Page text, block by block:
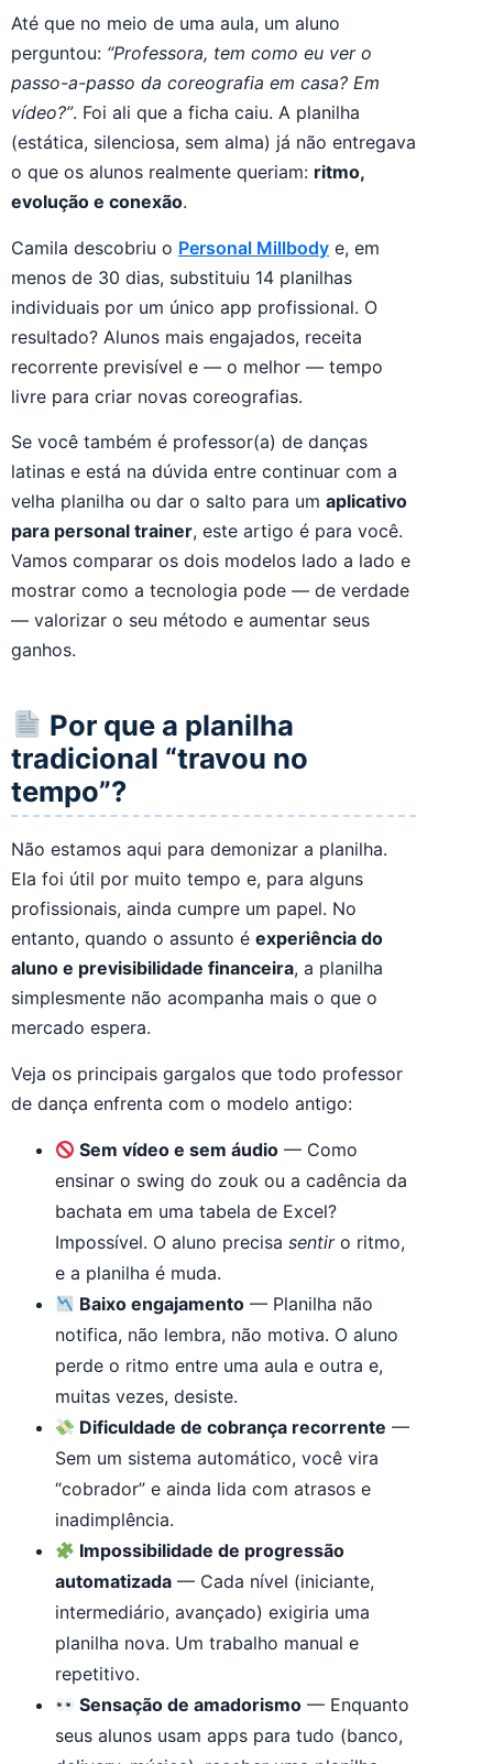
Até que no meio de uma aula, um aluno
perguntou: “Professora, tem como eu ver o
passo-a-passo da coreografia em casa? Em
vídeo?”. Foi ali que a ficha caiu. A planilha
(estática, silenciosa, sem alma) já não entregava
o que os alunos realmente queriam: ritmo,
evolução e conexão.
Camila descobriu o Personal Millbody e, em
menos de 30 dias, substituiu 14 planilhas
individuais por um único app profissional. O
resultado? Alunos mais engajados, receita
recorrente previsível e — o melhor — tempo
livre para criar novas coreografias.
Se você também é professor(a) de danças
latinas e está na dúvida entre continuar com a
velha planilha ou dar o salto para um aplicativo
para personal trainer, este artigo é para você.
Vamos comparar os dois modelos lado a lado e
mostrar como a tecnologia pode — de verdade
— valorizar o seu método e aumentar seus
ganhos.
Por que a planilha
tradicional “travou no
tempo”?
Não estamos aqui para demonizar a planilha.
Ela foi útil por muito tempo e, para alguns
profissionais, ainda cumpre um papel. No
entanto, quando o assunto é experiência do
aluno e previsibilidade financeira, a planilha
simplesmente não acompanha mais o que o
mercado espera.
Veja os principais gargalos que todo professor
de dança enfrenta com o modelo antigo:
Sem vídeo e sem áudio — Como
ensinar o swing do zouk ou a cadência da
bachata em uma tabela de Excel?
Impossível. O aluno precisa sentiro ritmo,
e a planilha é muda.
Baixo engajamento — Planilha não
notifica, não lembra, não motiva. O aluno
perde o ritmo entre uma aula e outra e,
muitas vezes, desiste.
Dificuldade de cobrança recorrente —
Sem um sistema automático, você vira
“cobrador” e ainda lida com atrasos e
inadimplência.
Impossibilidade de progressão
automatizada — Cada nível (iniciante,
intermediário, avançado) exigiria uma
planilha nova. Um trabalho manual e
repetitivo.
Sensação de amadorismo — Enquanto
seus alunos usam apps para tudo (banco,